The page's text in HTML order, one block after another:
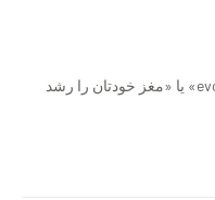
دیسپنزا نویسنده‌ی کتاب «evolve your brain» یا «مغز خودتان را رشد